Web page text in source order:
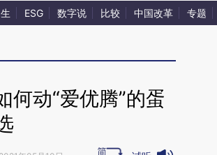
ESG 数字说 比较 中国改革 专题
何动“爱优腾”的蛋